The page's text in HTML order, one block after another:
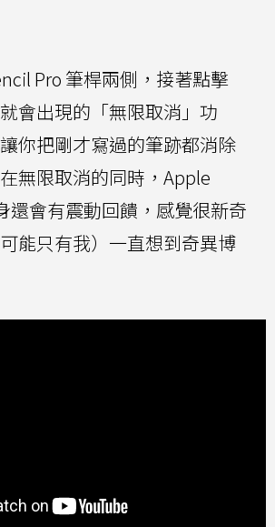
Pro 筆桿兩側，接著點擊
就會出現的「無限取消」功
你把剛才寫過的筆跡都消除
在無限取消的同時，Apple
還會有震動回饋，感覺很新奇
能只有我）一直想到奇異博